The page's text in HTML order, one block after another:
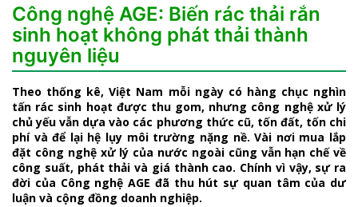
Công nghệ AGE: Biến rác thải rắn
sinh hoạt không phát thải thành
nguyên liệu
Theo thống kê, Việt Nam mỗi ngày có hàng chục nghìn
tấn rác sinh hoạt được thu gom, nhưng công nghệ xử lý
chủ yếu vẫn dựa vào các phương thức cũ, tốn đất, tốn chi
phí và để lại hệ lụy môi trường nặng nề. Vài nơi mua lắp
đặt công nghệ xử lý của nước ngoài cũng vẫn hạn chế về
công suất, phát thải và giá thành cao. Chính vì vậy, sự ra
đời của Công nghệ AGE đã thu hút sự quan tâm của dư
luận và cộng đồng doanh nghiệp.